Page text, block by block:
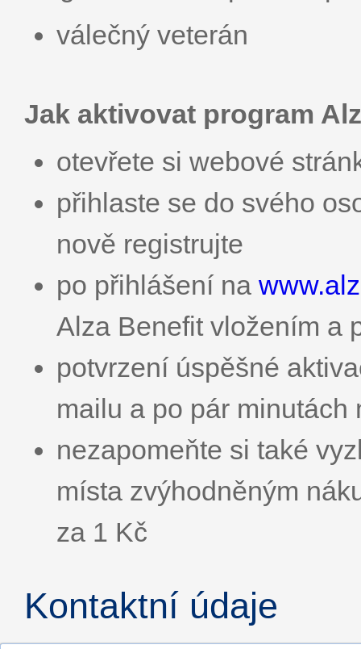
válečný veterán
Jak aktivovat program
otevřete si webové
přihlaste se do svého
nově registrujte
po přihlášení na
Alza Benefit vložením a
potvrzení úspěšné
mailu a po pár
nezapomeňte si také
místa zvýhodněným
za 1 Kč
Kontaktní údaje